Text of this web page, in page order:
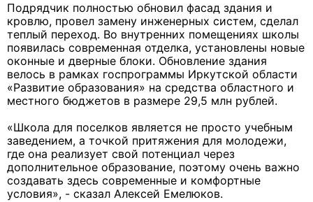
Подрядчик полностью обновил фасад здания и
кровлю, провел замену инженерных систем, сделал
теплый переход. Во внутренних помещениях школы
появилась современная отделка, установлены новые
оконные и дверные блоки. Обновление здания
велось в рамках госпрограммы Иркутской области
«Развитие образования» на средства областного и
местного бюджетов в размере 29,5 млн рублей.
«Школа для поселков является не просто учебным
заведением, а точкой притяжения для молодежи,
где она реализует свой потенциал через
дополнительное образование, поэтому очень важно
создавать здесь современные и комфортные
условия», - сказал Алексей Емелюков.